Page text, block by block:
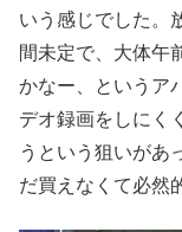
いう感じでした。
間未定で、大体午
かなー、というア
デオ録画をしにく
うという狙いがあ
だ買えなくて必然